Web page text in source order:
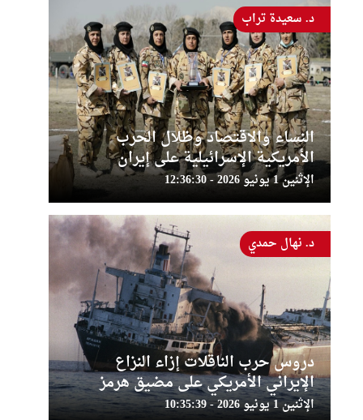
النساء والاقتصاد وظلال الحرب
الأمريكية الإسرائيلية على إيران
الإثنين 1 يونيو 2026 - 12:36:30
د. سعيدة تراب
دروس حرب الناقلات إزاء النزاع
الإيراني الأمريكي على مضيق هرمز
الإثنين 1 يونيو 2026 - 10:35:39
د. نهال حمدي